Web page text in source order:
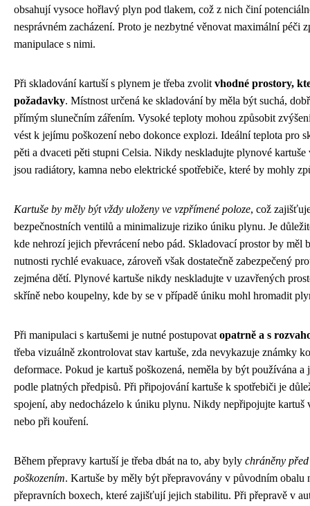
obsahují vysoce hořlavý plyn pod tlakem, což z nich činí
nesprávném zacházení. Proto je nezbytné věnovat maximální péči
manipulace s nimi.
Při skladování kartuší s plynem je třeba zvolit vhodné prostory,
požadavky. Místnost určená ke skladování by měla být suchá,
přímým slunečním zářením. Vysoké teploty mohou způsobit
vést k jejímu poškození nebo dokonce explozi. Ideální teplota pro
pěti a dvaceti pěti stupni Celsia. Nikdy neskladujte plynové
jsou radiátory, kamna nebo elektrické spotřebiče, které by mohly
Kartuše by měly být vždy uloženy ve vzpřímené poloze, což
bezpečnostních ventilů a minimalizuje riziko úniku plynu. Je
kde nehrozí jejich převrácení nebo pád. Skladovací prostor by měl
nutnosti rychlé evakuace, zároveň však dostatečně zabezpečený
zejména dětí. Plynové kartuše nikdy neskladujte v uzavřených
skříně nebo koupelny, kde by se v případě úniku mohl hromadit
Při manipulaci s kartušemi je nutné postupovat opatrně a s
třeba vizuálně zkontrolovat stav kartuše, zda nevykazuje známky
deformace. Pokud je kartuš poškozená, neměla by být používána
podle platných předpisů. Při připojování kartuše k spotřebiči je
spojení, aby nedocházelo k úniku plynu. Nikdy nepřipojujte kartuš
nebo při kouření.
Během přepravy kartuší je třeba dbát na to, aby byly chráněny
poškozením. Kartuše by měly být přepravovány v původním obalu
přepravních boxech, které zajišťují jejich stabilitu. Při přepravě v